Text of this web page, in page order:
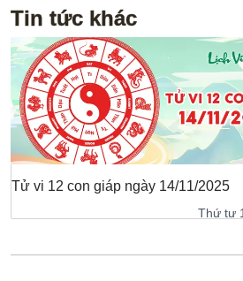
Tin tức khác
Tử vi 12 con giáp ngày 14/11/2025
Thứ tư